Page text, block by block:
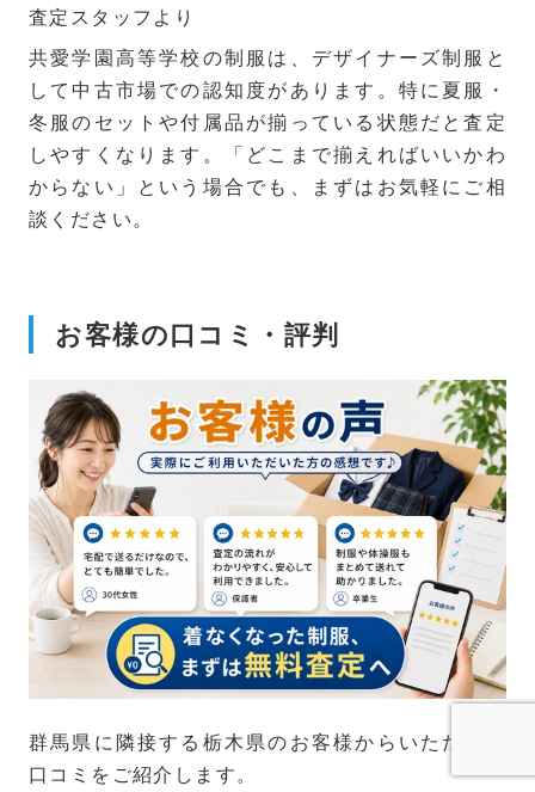
査定スタッフより
共愛学園高等学校の制服は、デザイナーズ制服と
して中古市場での認知度があります。特に夏服・
冬服のセットや付属品が揃っている状態だと査定
しやすくなります。「どこまで揃えればいいかわ
からない」という場合でも、まずはお気軽にご相
談ください。
お客様の口コミ・評判
群馬県に隣接する栃木県のお客様からいただいた
口コミをご紹介します。